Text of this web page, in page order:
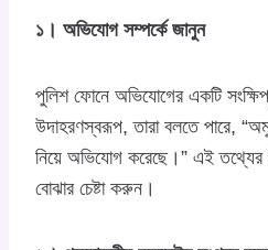
১। অভিযোগ সম্পর্কে জানুন
পুলিশ ফোনে অভিযোগের একটি
উদাহরণস্বরূপ, তারা বলতে পারে,
নিয়ে অভিযোগ করেছে।” এই তথ্যের
বোঝার চেষ্টা করুন।